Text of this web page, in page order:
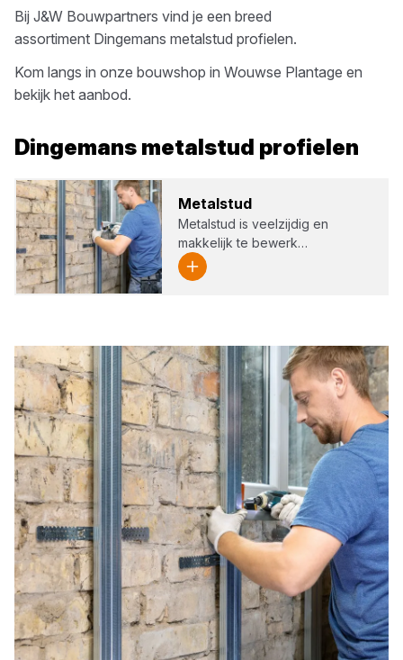
Bij J&W Bouwpartners vind je een breed
assortiment Dingemans metalstud profielen.
Kom langs in onze bouwshop in Wouwse Plantage en
bekijk het aanbod.
Dingemans metalstud profielen
Metal­stud
Metalstud is veelzijdig en
makkelijk te bewerk…